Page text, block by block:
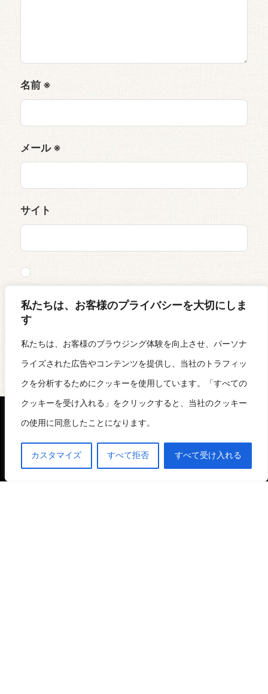
私たちは、お客様のプライバシーを大切にしま
す
私たちは、お客様のブラウジング体験を向上させ、パーソナ
ライズされた広告やコンテンツを提供し、当社のトラフィッ
クを分析するためにクッキーを使用しています。「すべての
クッキーを受け入れる」をクリックすると、当社のクッキー
の使用に同意したことになります。
カスタマイズ すべて拒否 すべて受け入れる
名前 ※
メール※
サイト
の名前、メールアドレス、サイトを保存する。
ウェブサイトマップ